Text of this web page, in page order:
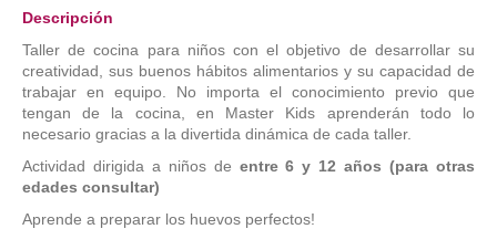
Descripción
Taller de cocina para niños con el objetivo de desarrollar su
creatividad, sus buenos hábitos alimentarios y su capacidad de
trabajar en equipo. No importa el conocimiento previo que
tengan de la cocina, en Master Kids aprenderán todo lo
necesario gracias a la divertida dinámica de cada taller.
Actividad dirigida a niños de entre 6 y 12 años (para otras
edades consultar)
Aprende a preparar los huevos perfectos!